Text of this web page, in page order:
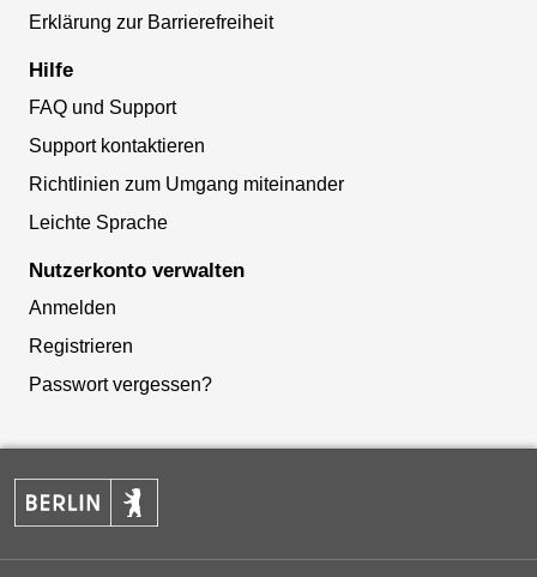
Erklärung zur Barrierefreiheit
Hilfe
FAQ und Support
Support kontaktieren
Richtlinien zum Umgang miteinander
Leichte Sprache
Nutzerkonto verwalten
Anmelden
Registrieren
Passwort vergessen?